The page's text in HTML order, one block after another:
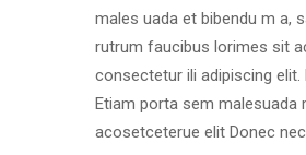
males uada et bibendu m a,
rutrum faucibus lorimes sit
consectetur ili adipiscing
Etiam porta sem
acosetceterue elit Donec